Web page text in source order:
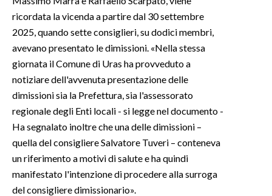
INFO AZIENDE
ABBONATI
NECROLOGI
PUBBLICITÀ
SPIAGGE
STORE
ricordata la vicenda a partire dal 30 settembre
2025, quando sette consiglieri, su dodici membri,
avevano presentato le dimissioni. «Nella stessa
giornata il Comune di Uras ha provveduto a
notiziare dell'avvenuta presentazione delle
dimissioni sia la Prefettura, sia l'assessorato
regionale degli Enti locali - si legge nel documento -
Ha segnalato inoltre che una delle dimissioni –
quella del consigliere Salvatore Tuveri – conteneva
un riferimento a motivi di salute e ha quindi
manifestato l'intenzione di procedere alla surroga
del consigliere dimissionario».